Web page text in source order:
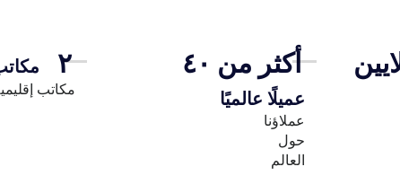
أكثر من ٤٠
عميلًا عالميًا
عملاؤنا
حول
العالم
٢
مكاتب